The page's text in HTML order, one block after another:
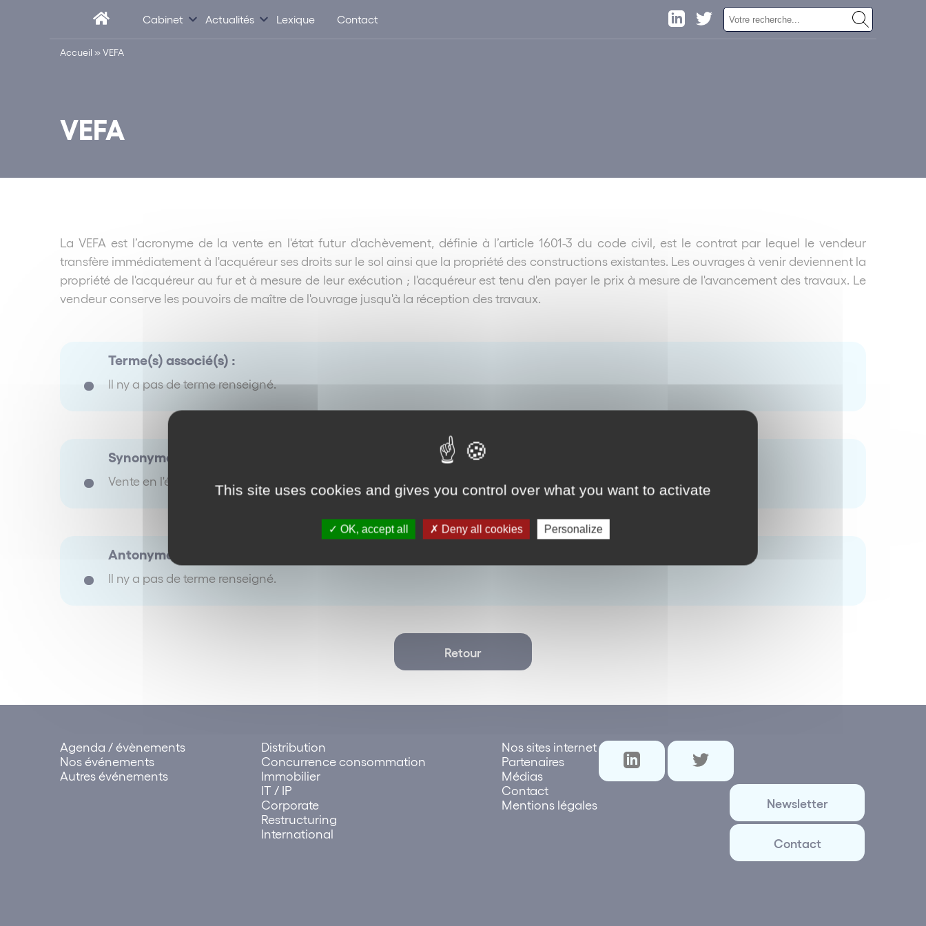
Cabinet Actualités Lexique Contact
Accueil »VEFA
VEFA
La VEFA est l’acronyme de la vente en l'état futur d'achèvement, définie à l’article 1601-3 du code civil, est le contrat par lequel le vendeur
transfère immédiatement à l'acquéreur ses droits sur le sol ainsi que la propriété des constructions existantes. Les ouvrages à venir deviennent la
propriété de l'acquéreur au fur et à mesure de leur exécution ; l'acquéreur est tenu d'en payer le prix à mesure de l'avancement des travaux. Le
vendeur conserve les pouvoirs de maître de l'ouvrage jusqu'à la réception des travaux.
Terme(s) associé(s) :
Il ny a pas de terme renseigné.
Synonyme(s) :
Vente en l'état futur d'achèvement
Antonyme(s) :
Il ny a pas de terme renseigné.
Retour
Agenda / évènements
Nos événements
Autres événements
Distribution
Concurrence consommation
Immobilier
IT / IP
Corporate
Restructuring
International
Nos sites internet
Partenaires
Médias
Contact
Mentions légales
Newsletter
Contact
This site uses cookies and gives you control over what you want to activate
OK, accept all Deny all cookies Personalize